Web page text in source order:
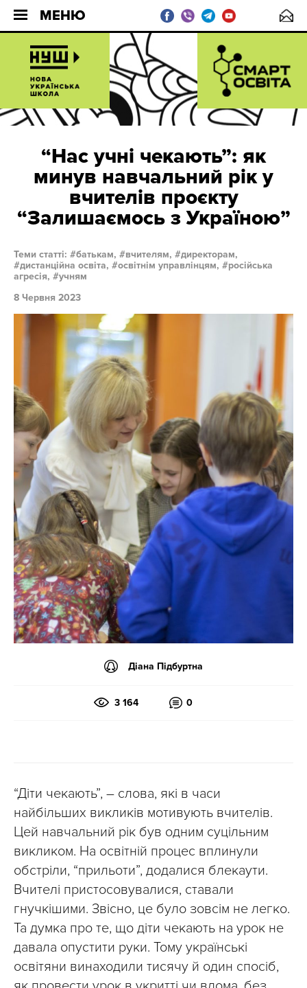
МЕНЮ
“Нас учні чекають”: як
минув навчальний рік у
вчителів проєкту
“Залишаємось з Україною”
Теми статті: батькам, вчителям,
директорам,
дистанційна освіта,
освітнім управлінцям,
російська
агресія,
учням
8 Червня 2023
Діана Підбуртна
3 164 0
“Діти чекають”, – слова, які в часи
найбільших викликів мотивують вчителів.
Цей навчальний рік був одним суцільним
викликом. На освітній процес вплинули
обстріли, “прильоти”, додалися блекаути.
Вчителі пристосовувалися, ставали
гнучкішими. Звісно, це було зовсім не легко.
Та думка про те, що діти чекають на урок не
давала опустити руки. Тому українські
освітяни винаходили тисячу й один спосіб,